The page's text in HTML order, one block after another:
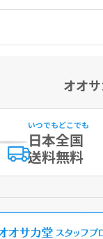
オオ
いつでもどこでも
日本全国
送料無料